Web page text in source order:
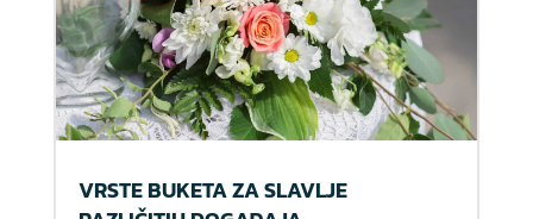
VRSTE BUKETA ZA SLAVLJE